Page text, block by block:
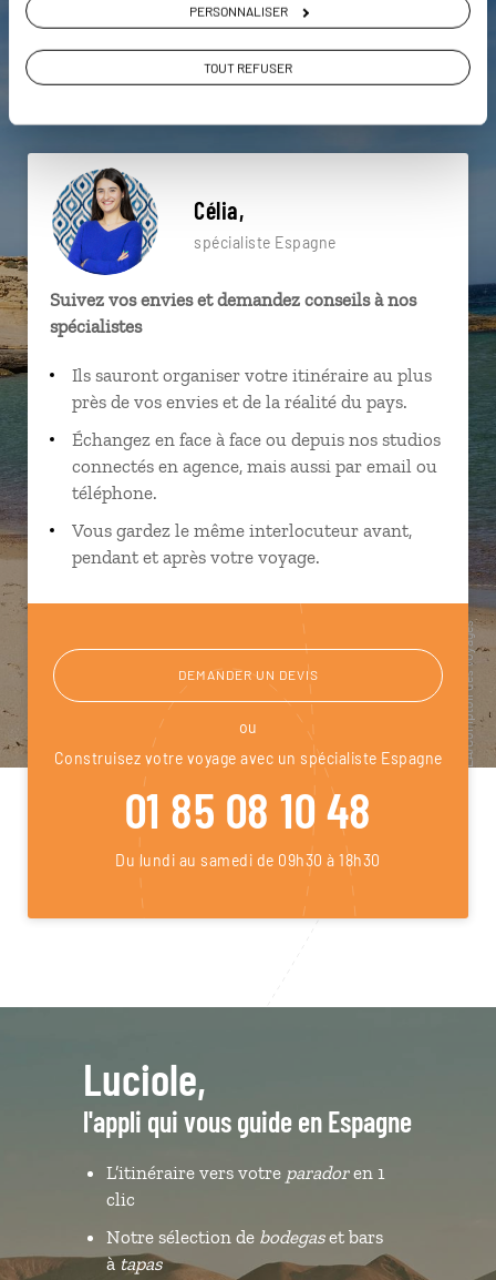
PERSONNALISER
TOUT REFUSER
Fondation Pilar I Joan Miro - Majorque Minorque
Chartreuse Royale de Valldemossa - Majorque
Célia,
spécialiste Espagne
Suivez vos envies et demandez conseils à nos
spécialistes
Ils sauront organiser votre itinéraire au plus
près de vos envies et de la réalité du pays.
Échangez en face à face ou depuis nos studios
connectés en agence, mais aussi par email ou
téléphone.
Vous gardez le même interlocuteur avant,
pendant et après votre voyage.
DEMANDER UN DEVIS
ou
Construisez votre voyage avec un spécialiste Espagne
01 85 08 10 48
Du lundi au samedi de 09h30 à 18h30
Luciole,
l'appli qui vous guide en Espagne
L’itinéraire vers votre paradoren 1
clic
Notre sélection de bodegaset bars
àtapas